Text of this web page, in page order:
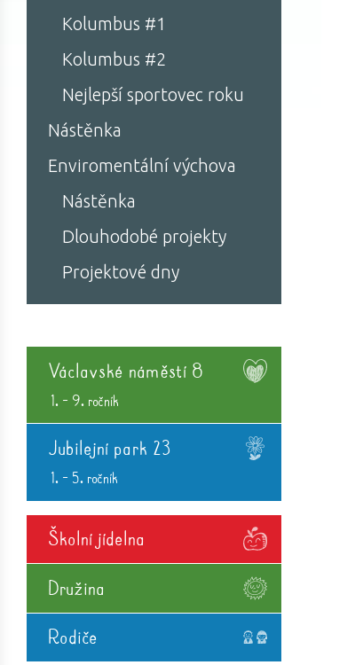
Kolumbus #1
Kolumbus #2
Nejlepší sportovec roku
Nástěnka
Enviromentální výchova
Nástěnka
Dlouhodobé projekty
Projektové dny
Václavské náměstí 8
1. - 9. ročník
Jubilejní park 23
1. - 5. ročník
Školní jídelna
Družina
Rodiče